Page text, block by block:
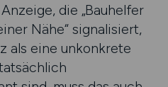
die „Bauhelfer
Nähe“ signalisiert,
als eine unkonkrete